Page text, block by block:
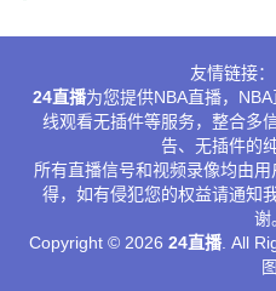
友情链接：
24直播为您提供NBA直播，
线观看无插件等服务，整合多
告、无插件的
所有直播信号和视频录像均由
得，如有侵犯您的权益请通知
谢
Copyright © 202624直播 . All
图